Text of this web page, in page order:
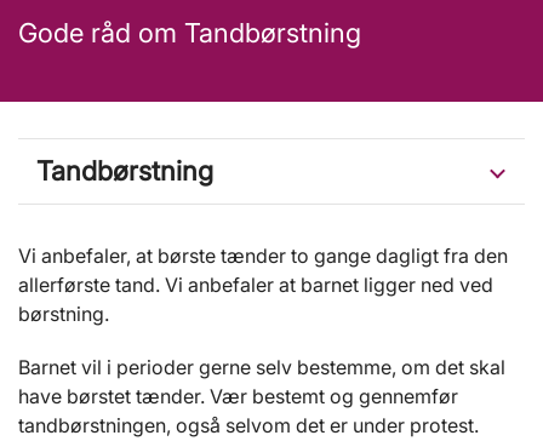
Gode råd om Tandbørstning
Tandbørstning
Vi anbefaler, at børste tænder to gange dagligt fra den
allerførste tand. Vi anbefaler at barnet ligger ned ved
børstning.
Barnet vil i perioder gerne selv bestemme, om det skal
have børstet tænder. Vær bestemt og gennemfør
tandbørstningen, også selvom det er under protest.